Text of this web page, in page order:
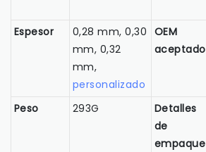
Espesor
0,28 mm, 0,30
mm, 0,32
mm,
personalizado
OEM
aceptado
Peso 293G
Detalles
de
empaque